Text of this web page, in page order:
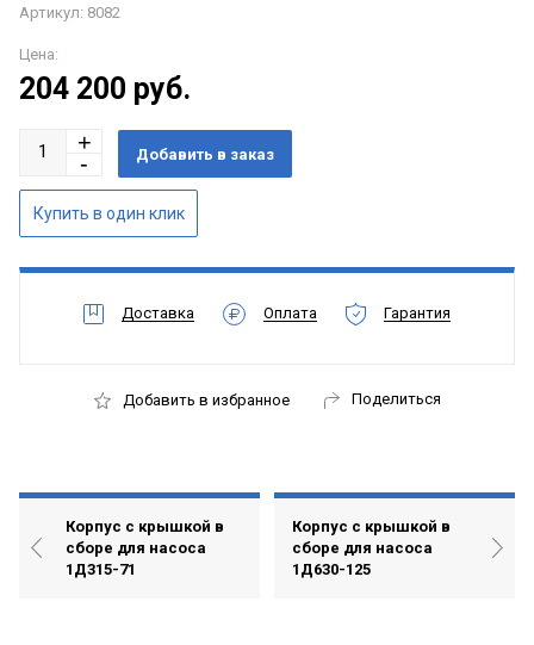
Артикул: 8082
Цена:
204 200 руб.
Доставка Оплата Гарантия
Добавить в избранное Поделиться
Корпус с крышкой в
сборе для насоса
1Д315-71
Корпус с крышкой в
сборе для насоса
1Д630-125